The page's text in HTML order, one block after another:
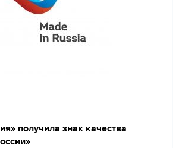
получила знак качества